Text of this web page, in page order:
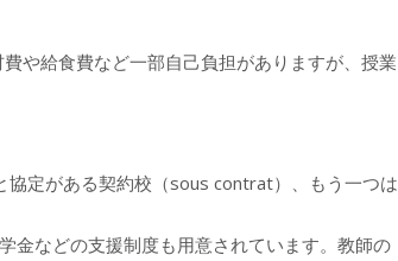
や給食費など一部自己負担がありますが、授業
協定がある契約校（sous contrat）、もう一つは
金などの支援制度も用意されています。教師の